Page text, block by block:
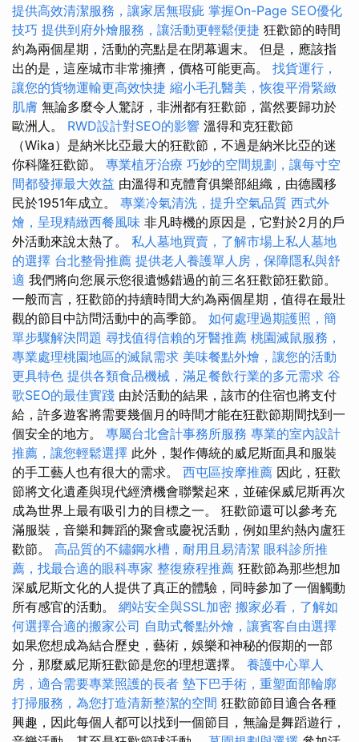
提供高效清潔服務，讓家居無瑕疵 掌握On-Page SEO優化
技巧 提供到府外燴服務，讓活動更輕鬆便捷 狂歡節的時間
約為兩個星期，活動的亮點是在閉幕週末。 但是，應該指
出的是，這座城市非常擁擠，價格可能更高。 找貨運行，
讓您的貨物運輸更高效快捷 縮小毛孔醫美，恢復平滑緊緻
肌膚 無論多麼令人驚訝，非洲都有狂歡節，當然要歸功於
歐洲人。 RWD設計對SEO的影響 溫得和克狂歡節
（Wika）是納米比亞最大的狂歡節，不過是納米比亞的迷
你科隆狂歡節。 專業植牙治療 巧妙的空間規劃，讓每寸空
間都發揮最大效益 由溫得和克體育俱樂部組織，由德國移
民於1951年成立。 專業冷氣清洗，提升空氣品質 西式外
燴，呈現精緻西餐風味 非凡時機的原因是，它對於2月的戶
外活動來說太熱了。 私人墓地買賣，了解市場上私人墓地
的選擇 台北整骨推薦 提供老人養護單人房，保障隱私與舒
適 我們將向您展示您很遺憾錯過的前三名狂歡節狂歡節。
一般而言，狂歡節的持續時間大約為兩個星期，值得在最壯
觀的節目中訪問活動中的高季節。 如何處理過期護照，簡
單步驟解決問題 尋找值得信賴的牙醫推薦 桃園滅鼠服務，
專業處理桃園地區的滅鼠需求 美味餐點外燴，讓您的活動
更具特色 提供各類食品機械，滿足餐飲行業的多元需求 谷
歌SEO的最佳實踐 由於活動的結果，該市的住宿也將支付
給，許多遊客將需要幾個月的時間才能在狂歡節期間找到一
個安全的地方。 專屬台北會計事務所服務 專業的室內設計
推薦，讓您輕鬆選擇 此外，製作傳統的威尼斯面具和服裝
的手工藝人也有很大的需求。 西屯區按摩推薦 因此，狂歡
節將文化遺產與現代經濟機會聯繫起來，並確保威尼斯再次
成為世界上最有吸引力的目標之一。 狂歡節還可以參考充
滿服裝，音樂和舞蹈的聚會或慶祝活動，例如里約熱內盧狂
歡節。 高品質的不鏽鋼水槽，耐用且易清潔 眼科診所推
薦，找最合適的眼科專家 整復療程推薦 狂歡節為那些想加
深威尼斯文化的人提供了真正的體驗，同時參加了一個觸動
所有感官的活動。 網站安全與SSL加密 搬家必看，了解如
何選擇合適的搬家公司 自助式餐點外燴，讓賓客自由選擇
如果您想成為結合歷史，藝術，娛樂和神秘的假期的一部
分，那麼威尼斯狂歡節是您的理想選擇。 養護中心單人
房，適合需要專業照護的長者 墊下巴手術，重塑面部輪廓
打掃服務，為您打造清新整潔的空間 狂歡節節目適合各種
興趣，因此每個人都可以找到一個節目，無論是舞蹈遊行，